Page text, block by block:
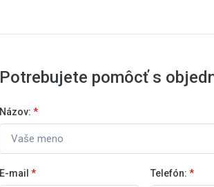
Potrebujete pomôcť s
Názov: *
E-mail * Telefón: *